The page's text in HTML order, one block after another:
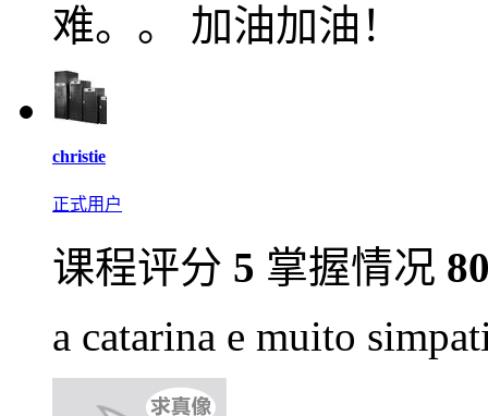
难。。 加油加油！
christie
正式用户
课程评分 5 掌握情况
a catarina e muito